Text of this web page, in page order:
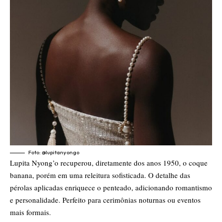
Foto: @lupitanyongo
Lupita Nyong’o recuperou, diretamente dos anos 1950, o coque
banana, porém em uma releitura sofisticada. O detalhe das
pérolas aplicadas enriquece o penteado, adicionando romantismo
e personalidade. Perfeito para cerimônias noturnas ou eventos
mais formais.